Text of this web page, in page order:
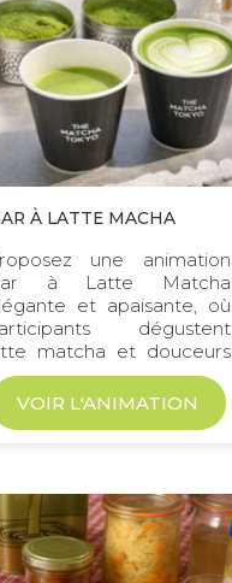
À LATTE MACHA
une animation
à Latte Matcha
et apaisante, où
dégustent
matcha et douceurs
VOIR L'ANIMATION